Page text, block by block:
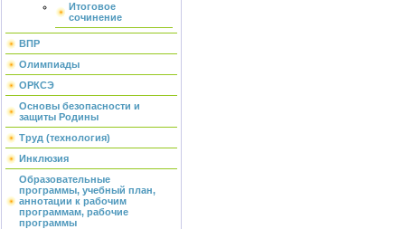
Итоговое
сочинение
ВПР
Олимпиады
ОРКСЭ
Основы безопасности и
защиты Родины
Труд (технология)
Инклюзия
Образовательные
программы, учебный план,
аннотации к рабочим
программам, рабочие
программы